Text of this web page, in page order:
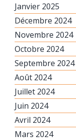
Janvier 2025
Décembre 2024
Novembre 2024
Octobre 2024
Septembre 2024
Août 2024
Juillet 2024
Juin 2024
Avril 2024
Mars 2024